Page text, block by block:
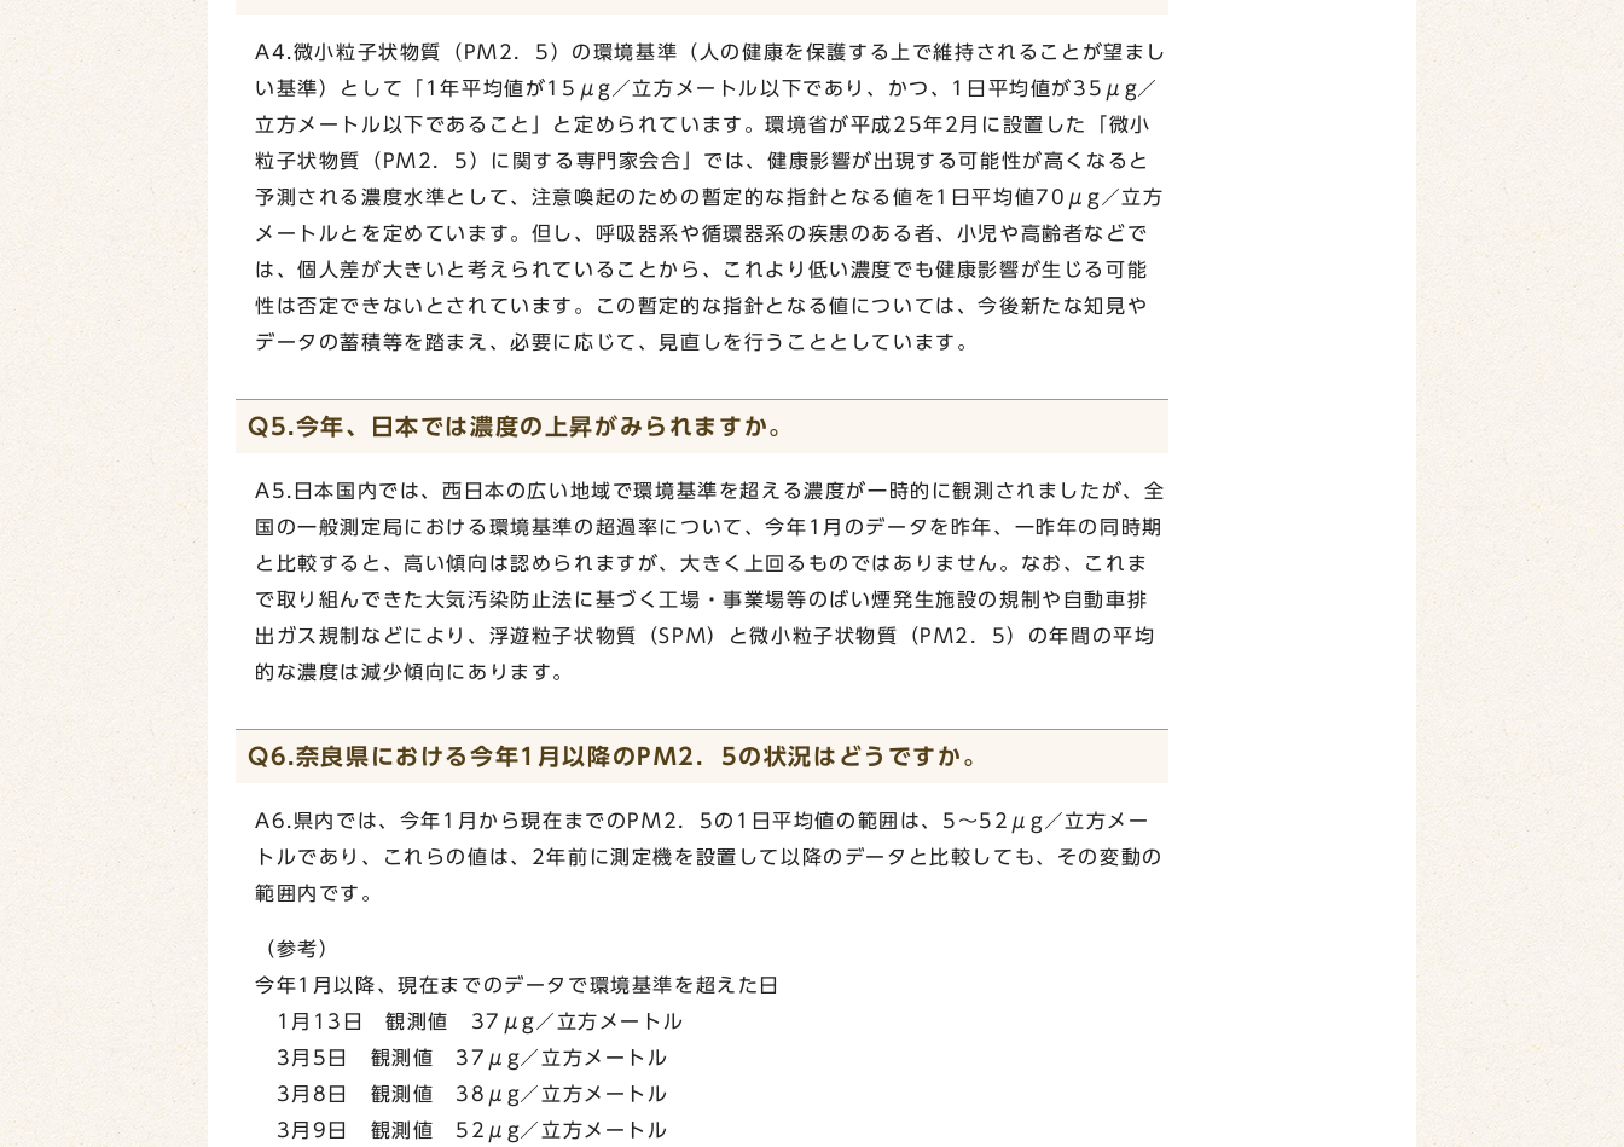
A4.微小粒子状物質（PM2．5）の環境基準（人の健康を保護する上で維持されることが望まし
い基準）として「1年平均値が15μg／立方メートル以下であり、かつ、1日平均値が35μg／
立方メートル以下であること」と定められています。環境省が平成25年2月に設置した「微小
粒子状物質（PM2．5）に関する専門家会合」では、健康影響が出現する可能性が高くなると
予測される濃度水準として、注意喚起のための暫定的な指針となる値を1日平均値70μg／立方
メートルとを定めています。但し、呼吸器系や循環器系の疾患のある者、小児や高齢者などで
は、個人差が大きいと考えられていることから、これより低い濃度でも健康影響が生じる可能
性は否定できないとされています。この暫定的な指針となる値については、今後新たな知見や
データの蓄積等を踏まえ、必要に応じて、見直しを行うこととしています。
Q5.今年、日本では濃度の上昇がみられますか。
A5.日本国内では、西日本の広い地域で環境基準を超える濃度が一時的に観測されましたが、全
国の一般測定局における環境基準の超過率について、今年1月のデータを昨年、一昨年の同時期
と比較すると、高い傾向は認められますが、大きく上回るものではありません。なお、これま
で取り組んできた大気汚染防止法に基づく工場・事業場等のばい煙発生施設の規制や自動車排
出ガス規制などにより、浮遊粒子状物質（SPM）と微小粒子状物質（PM2．5）の年間の平均
的な濃度は減少傾向にあります。
Q6.奈良県における今年1月以降のPM2．5の状況はどうですか。
A6.県内では、今年1月から現在までのPM2．5の1日平均値の範囲は、5～52μg／立方メー
トルであり、これらの値は、2年前に測定機を設置して以降のデータと比較しても、その変動の
範囲内です。
（参考）
今年1月以降、現在までのデータで環境基準を超えた日
1月13日 観測値 37μg／立方メートル
3月5日 観測値 37μg／立方メートル
3月8日 観測値 38μg／立方メートル
3月9日 観測値 52μg／立方メートル